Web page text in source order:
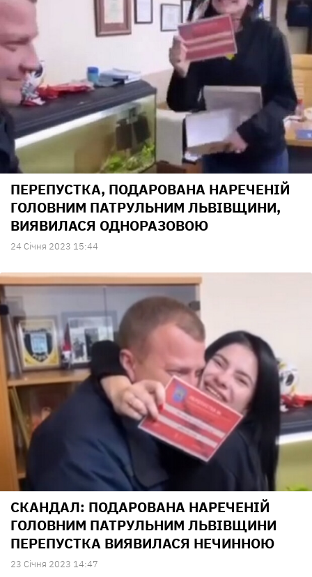
ПЕРЕПУСТКА, ПОДАРОВАНА НАРЕЧЕНІЙ
ГОЛОВНИМ ПАТРУЛЬНИМ ЛЬВІВЩИНИ,
ВИЯВИЛАСЯ ОДНОРАЗОВОЮ
24 Сiчня 2023 15:44
СКАНДАЛ: ПОДАРОВАНА НАРЕЧЕНІЙ
ГОЛОВНИМ ПАТРУЛЬНИМ ЛЬВІВЩИНИ
ПЕРЕПУСТКА ВИЯВИЛАСЯ НЕЧИННОЮ
23 Сiчня 2023 14:47